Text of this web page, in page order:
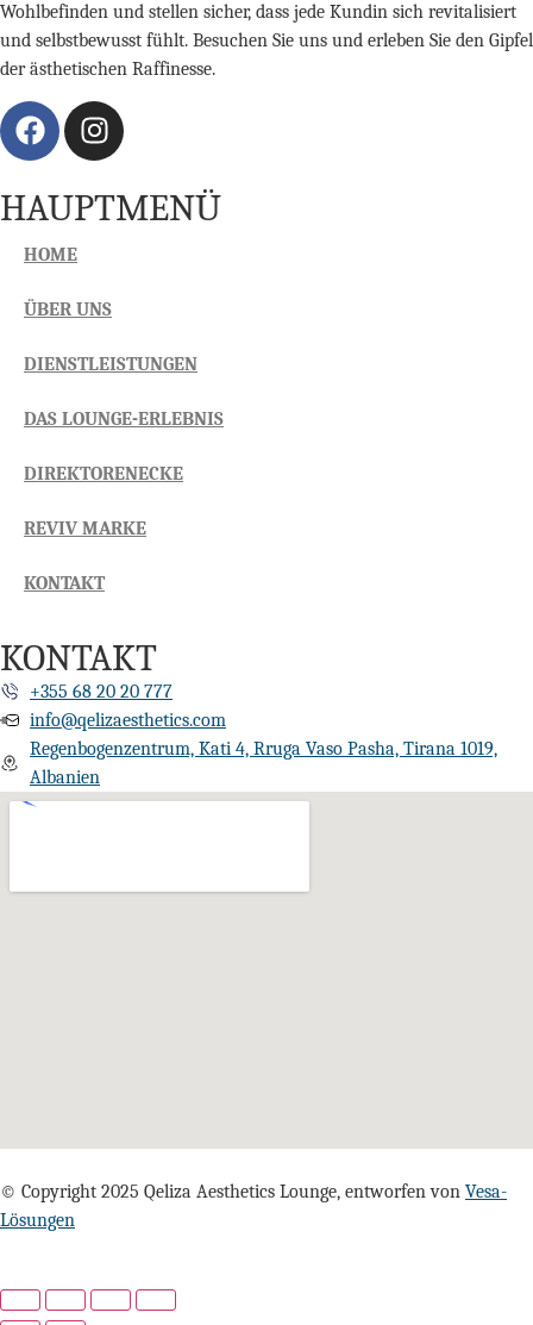
Wohlbefinden und stellen sicher, dass jede Kundin sich revitalisiert
und selbstbewusst fühlt. Besuchen Sie uns und erleben Sie den Gipfel
der ästhetischen Raffinesse.
HAUPTMENÜ
HOME
ÜBER UNS
DIENSTLEISTUNGEN
DAS LOUNGE-ERLEBNIS
DIREKTORENECKE
REVIV MARKE
KONTAKT
KONTAKT
+355 68 20 20 777
info@qelizaesthetics.com
Regenbogenzentrum, Kati 4, Rruga Vaso Pasha, Tirana 1019,
Albanien
© Copyright 2025 Qeliza Aesthetics Lounge, entworfen von Vesa-
Lösungen